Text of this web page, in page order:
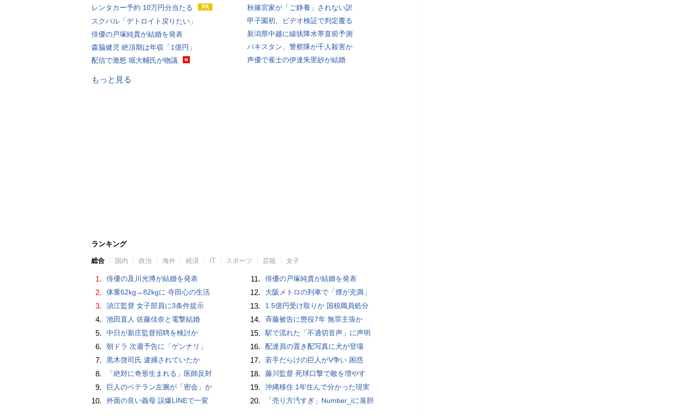
レンタカー予約 10万円分当たる
スクバル「デトロイト戻りたい」
俳優の戸塚純貴が結婚を発表
森脇健児 絶頂期は年収「1億円」
配信で激怒 堀大輔氏が物議
秋篠宮家が「ご静養」されない訳
甲子園初、ビデオ検証で判定覆る
新潟県中越に線状降水帯直前予測
パキスタン、警察隊が千人殺害か
声優で雀士の伊達朱里紗が結婚
もっと見る
ランキング
総合 国内 政治 海外 経済 IT スポーツ 芸能 女子
1. 俳優の及川光博が結婚を発表
2. 体重62kg→82kgに 寺田心の生活
3. 須江監督 女子部員に3条件提示
4. 池田直人 佐藤佳奈と電撃結婚
5. 中日が新庄監督招聘を検討か
6. 朝ドラ 次週予告に「ゲンナリ」
7. 黒木啓司氏 逮捕されていたか
8. 「絶対に奇形生まれる」医師反対
9. 巨人のベテラン左腕が「密会」か
10. 外面の良い義母 誤爆LINEで一変
11. 俳優の戸塚純貴が結婚を発表
12. 大阪メトロの列車で「煙が充満」
13. 1.5億円受け取りか 国税職員処分
14. 斉藤被告に懲役7年 無罪主張か
15. 駅で流れた「不適切音声」に声明
16. 配達員の置き配写真に犬が登場
17. 若手だらけの巨人がV争い 困惑
18. 藤川監督 死球口撃で敵を増やす
19. 沖縄移住 1年住んで分かった現実
20. 「売り方汚すぎ」Number_iに落胆